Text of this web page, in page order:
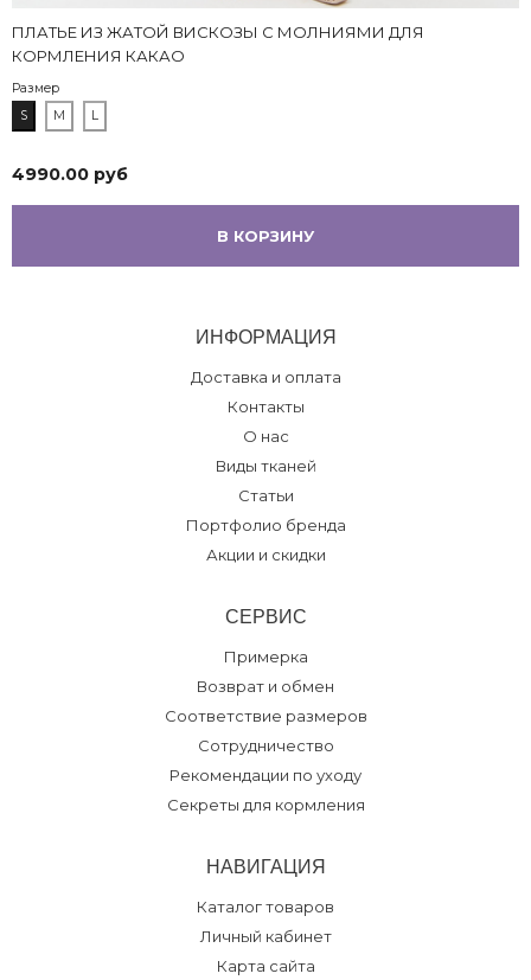
ПЛАТЬЕ ИЗ ЖАТОЙ ВИСКОЗЫ С МОЛНИЯМИ ДЛЯ
КОРМЛЕНИЯ КАКАО
Размер
S
M L
4990.00 руб
В КОРЗИНУ
ИНФОРМАЦИЯ
Доставка и оплата
Контакты
О нас
Виды тканей
Статьи
Портфолио бренда
Акции и скидки
СЕРВИС
Примерка
Возврат и обмен
Соответствие размеров
Сотрудничество
Рекомендации по уходу
Секреты для кормления
НАВИГАЦИЯ
Каталог товаров
Личный кабинет
Карта сайта